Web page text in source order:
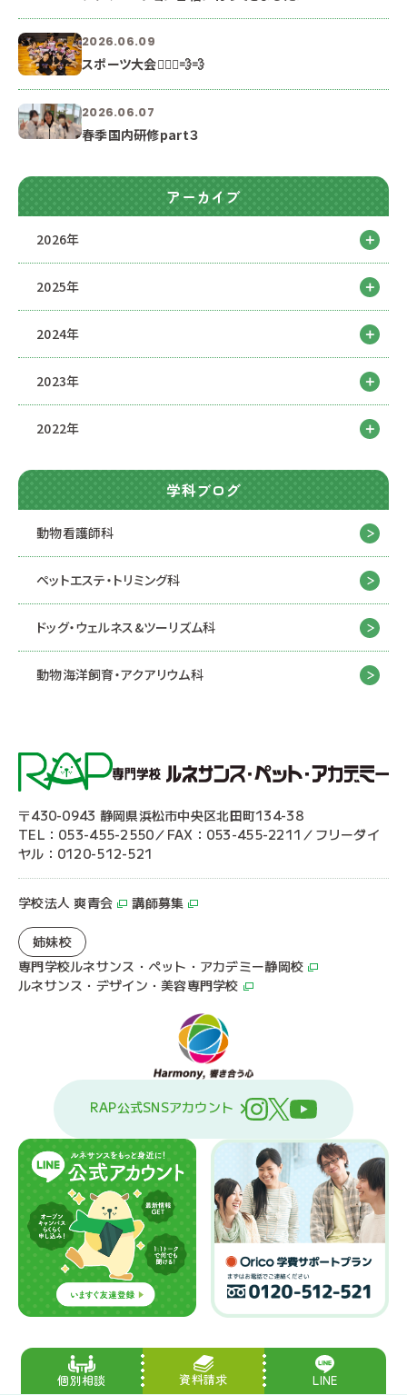
2026.06.09
スポーツ大会🏃🏻‍♀️💨💨
2026.06.07
春季国内研修part３
アーカイブ
2026年
2025年
2024年
2023年
2022年
学科ブログ
動物看護師科
ペットエステ・トリミング科
ドッグ・ウェルネス&ツーリズム科
動物海洋飼育・アクアリウム科
〒430-0943 静岡県浜松市中央区北田町134-38
TEL：053-455-2550／FAX：053-455-2211／フリーダイ
ヤル：0120-512-521
学校法人 爽青会 講師募集
姉妹校
専門学校ルネサンス・ペット・アカデミー静岡校
ルネサンス・デザイン・美容専門学校
RAP公式SNSアカウント
個別相談 資料請求 LINE